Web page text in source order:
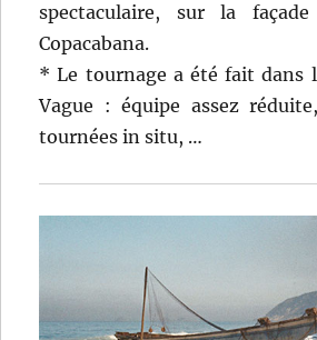
spectaculaire, sur la
Copacabana.
* Le tournage a été fait dans
Vague : équipe assez
tournées in situ, …